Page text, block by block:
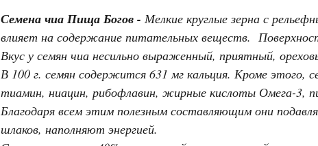
Семена чиа Пища Богов - Мелкие круглые зерна с
влияет на содержание питательных веществ.
Вкус у семян чиа несильно выраженный, приятный,
В 100 г. семян содержится 631 мг кальция. Кроме
тиамин, ниацин, рибофлавин, жирные кислоты Омега-3,
Благодаря всем этим полезным составляющим они
шлаков, наполняют энергией.